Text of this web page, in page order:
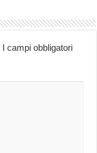
I campi obbligatori